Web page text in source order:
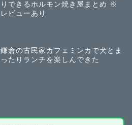
りできるホルモン焼き屋まとめ ※
レビューあり
鎌倉の古民家カフェミンカで犬とま
ったりランチを楽しんできた